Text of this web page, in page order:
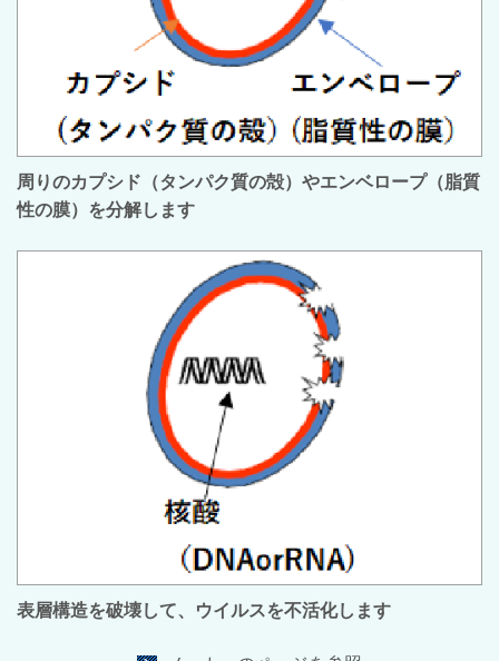
周りのカプシド（タンパク質の殻）やエンベロープ（脂質
性の膜）を分解します
表層構造を破壊して、ウイルスを不活化します